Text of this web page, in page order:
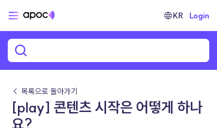
KR Login
← 목록으로 돌아가기
[play] 콘텐츠 시작은 어떻게 하나
요?